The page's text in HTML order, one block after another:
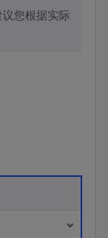
您根据实际